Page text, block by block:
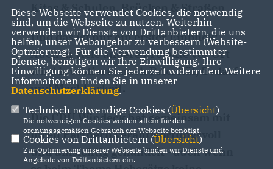
Kitas & Schulen, Brücken & Straßen
Und das ist nur ein erster Einblick:
Auch in viele andere Projekte vor Ort
wird investiert - nach Priorität, Bedarf
und Machbarkeit.
Die CDU Windeck hat gemeinsam mit
ihren Partnern verantwortungsvoll
und umsichtig gehandelt - auch wenn
Diese Webseite verwendet Cookies, die notwendig
sind, um die Webseite zu nutzen. Weiterhin
verwenden wir Dienste von Drittanbietern, die uns
helfen, unser Webangebot zu verbessern (Website-
Optmierung). Für die Verwendung bestimmter
Dienste, benötigen wir Ihre Einwilligung. Ihre
Einwilligung können Sie jederzeit widerrufen. Weitere
Informationen finden Sie in unserer
Datenschutzerklärung.
Technisch notwendige Cookies (Übersicht)
Die notwendigen Cookies werden allein für den
ordnungsgemäßen Gebrauch der Webseite benötigt.
Cookies von Drittanbietern (Übersicht)
Zur Optimierung unserer Webseite binden wir Dienste und
Angebote von Drittanbietern ein.